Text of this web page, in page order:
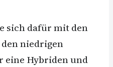
sich dafür mit den
niedrigen
eine Hybriden und